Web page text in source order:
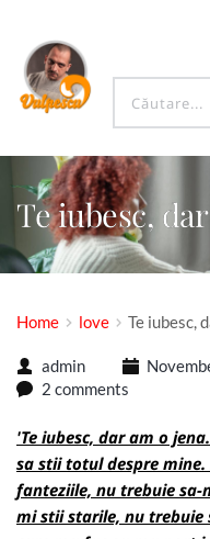
Te iubesc,
Home love Te iubesc,
admin
2 comments
'Te iubesc, dar am o
sa stii totul despre
fanteziile, nu trebuie
mi stii starile, nu trebuie